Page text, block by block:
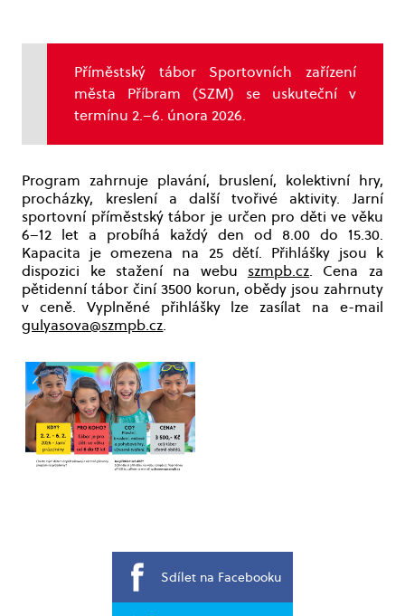
Příměstský tábor Sportovních zařízení
města Příbram (SZM) se uskuteční v
termínu 2.–6. února 2026.
Program zahrnuje plavání, bruslení, kolektivní hry,
procházky, kreslení a další tvořivé aktivity. Jarní
sportovní příměstský tábor je určen pro děti ve věku
6–12 let a probíhá každý den od 8.00 do 15.30.
Kapacita je omezena na 25 dětí. Přihlášky jsou k
dispozici ke stažení na webu szmpb.cz. Cena za
pětidenní tábor činí 3500 korun, obědy jsou zahrnuty
v ceně. Vyplněné přihlášky lze zasílat na e-mail
gulyasova@szmpb.cz.
Sdílet na Facebooku